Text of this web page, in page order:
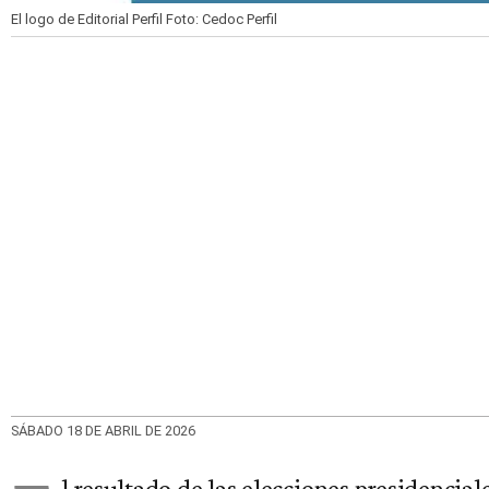
El logo de Editorial Perfil Foto: Cedoc Perfil
SÁBADO 18 DE ABRIL DE 2026